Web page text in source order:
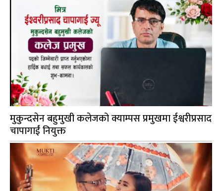
मुकुन्दसेन बहुमुखी कलेजको क्याम्पस प्रमुखमा ईश्वरीप्रसाद
चापागाईं नियुक्त